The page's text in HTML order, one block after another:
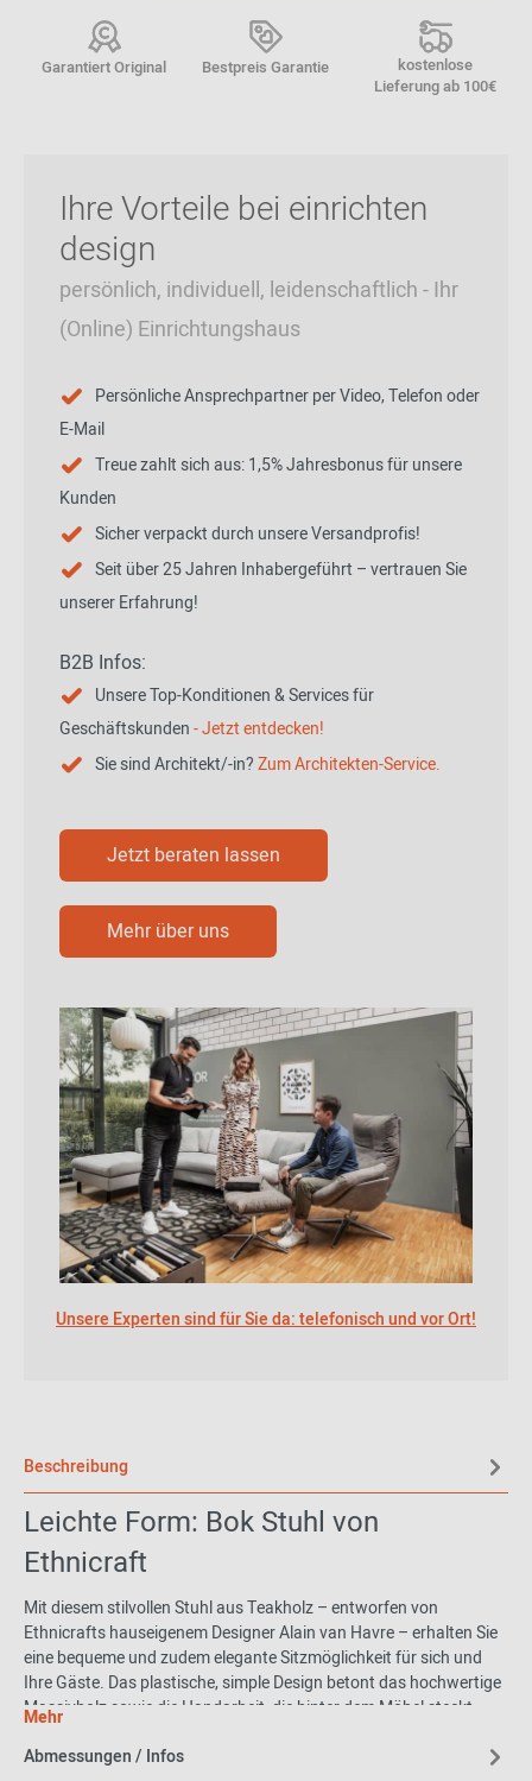
Garantiert Original Bestpreis Garantie
kostenlose
Lieferung ab 100€
Ihre Vorteile bei einrichten
design
persönlich, individuell, leidenschaftlich - Ihr
(Online) Einrichtungshaus
Persönliche Ansprechpartner per Video, Telefon oder
E-Mail
Treue zahlt sich aus: 1,5% Jahresbonus für unsere
Kunden
Sicher verpackt durch unsere Versandprofis!
Seit über 25 Jahren Inhabergeführt – vertrauen Sie
unserer Erfahrung!
B2B Infos:
Unsere Top-Konditionen & Services für
Geschäftskunden- Jetzt entdecken!
Sie sind Architekt/-in?Zum Architekten-Service.
Jetzt beraten lassen
Mehr über uns
Unsere Experten sind für Sie da: telefonisch und vor Ort!
Beschreibung
Leichte Form: Bok Stuhl von
Ethnicraft
Mit diesem stilvollen Stuhl aus Teakholz – entworfen von
Ethnicrafts hauseigenem Designer Alain van Havre – erhalten Sie
eine bequeme und zudem elegante Sitzmöglichkeit für sich und
Ihre Gäste. Das plastische, simple Design betont das hochwertige
Massivholz sowie die Handarbeit, die hinter dem Möbel steckt.
ebenfalls erhältlich bei uns im Onlineshop – und schaffen sich so
Mehr
Abmessungen / Infos